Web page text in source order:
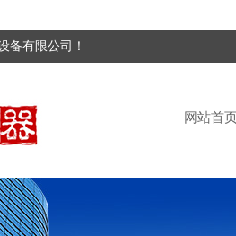
备有限公司！
网站首